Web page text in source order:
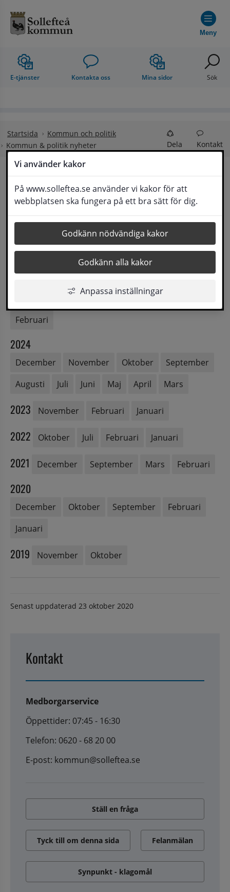
Vi använder kakor
På www.solleftea.se använder vi kakor för att
webbplatsen ska fungera på ett bra sätt för dig.
Godkänn nödvändiga kakor
Godkänn alla kakor
Anpassa inställningar
Meny
E-tjänster Kontakta oss Mina sidor Sök
Startsida
Kommun och politik
Kommun & politik nyheter
Dela Kontakt
Kommun & politik
nyheter
2026
Oktober April
Februari
2024
December November Oktober
September
Augusti
Juli Juni Maj April Mars
2023 November Februari Januari
2022 Oktober Juli Februari Januari
2021 December September Mars Februari
2020
December Oktober September
Februari
Januari
2019 November Oktober
Senast uppdaterad 23 oktober 2020
Kontakt
Medborgarservice
Öppettider: 07:45 - 16:30
Telefon: 0620 - 68 20 00
E-post: kommun@solleftea.se
Ställ en fråga
Tyck till om denna sida Felanmälan
Synpunkt - klagomål